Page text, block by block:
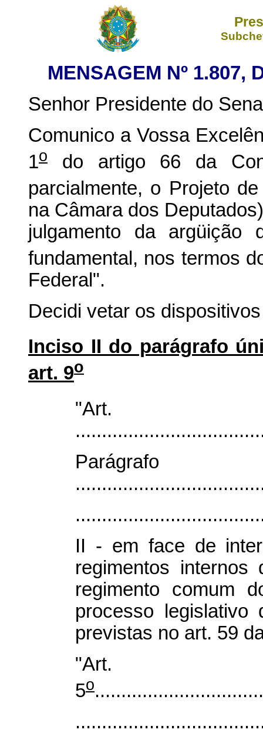
MENSAGEM Nº 1.807,
Senhor Presidente do
Comunico a Vossa
1o
do artigo 66 da
parcialmente, o Projeto
na Câmara dos
julgamento da argüição
fundamental, nos termos
Federal".
Decidi vetar os
Inciso II do parágrafo
art. 9o
II - em face de
regimentos
regimento comum
processo legislativo
previstas no art. 59
"Art.
5o